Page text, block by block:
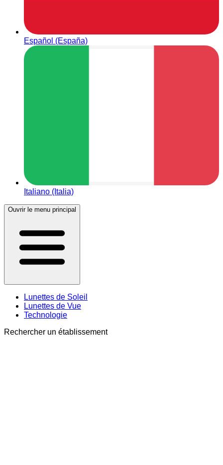
Español (España)
Italiano (Italia)
Ouvrir le menu principal
Lunettes de Soleil
Lunettes de Vue
Technologie
Rechercher un établissement